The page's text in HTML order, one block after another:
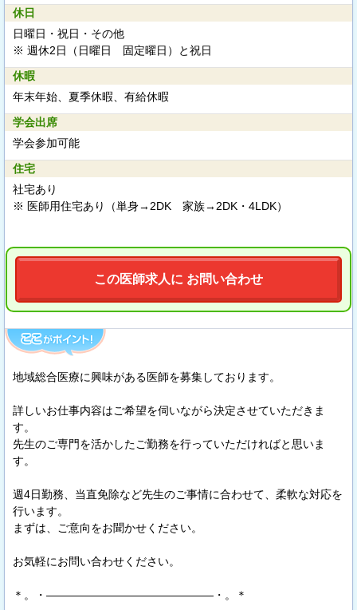
休日
日曜日・祝日・その他
※ 週休2日（日曜日 固定曜日）と祝日
休暇
年末年始、夏季休暇、有給休暇
学会出席
学会参加可能
住宅
社宅あり
※ 医師用住宅あり（単身→2DK 家族→2DK・4LDK）
この医師求人に お問い合わせ
地域総合医療に興味がある医師を募集しております。
詳しいお仕事内容はご希望を伺いながら決定させていただきま
す。
先生のご専門を活かしたご勤務を行っていただければと思いま
す。
週4日勤務、当直免除など先生のご事情に合わせて、柔軟な対応を
行います。
まずは、ご意向をお聞かせください。
お気軽にお問い合わせください。
＊。・―――――――――――――――・。＊